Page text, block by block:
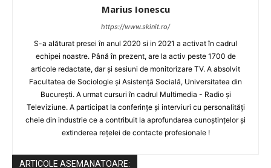
Marius Ionescu
https://www.skinit.ro/
S-a alăturat presei în anul 2020 si in 2021 a activat în cadrul
echipei noastre. Până în prezent, are la activ peste 1700 de
articole redactate, dar și sesiuni de monitorizare TV. A absolvit
Facultatea de Sociologie și Asistență Socială, Universitatea din
București. A urmat cursuri în cadrul Multimedia - Radio și
Televiziune. A participat la conferințe și interviuri cu personalități
cheie din industrie ce a contribuit la aprofundarea cunoștințelor și
extinderea rețelei de contacte profesionale !
ARTICOLE ASEMANATOARE: